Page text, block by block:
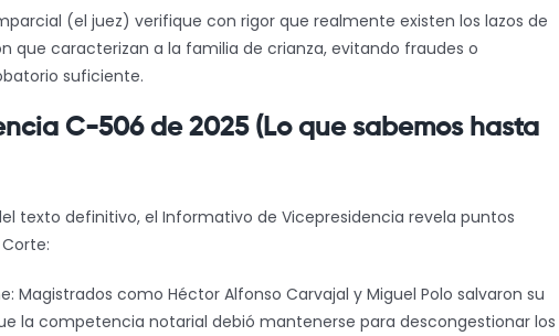
(el juez) verifique con rigor que realmente existen los lazos de
que caracterizan a la familia de crianza, evitando fraudes o
suficiente.
C-506 de 2025 (Lo que sabemos hasta
texto definitivo, el Informativo de Vicepresidencia revela puntos
Magistrados como Héctor Alfonso Carvajal y Miguel Polo salvaron su
la competencia notarial debió mantenerse para descongestionar los